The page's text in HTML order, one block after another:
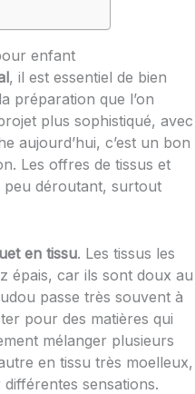
enfant
, il est essentiel de bien
préparation que l’on
plus sophistiqué, avec
aujourd’hui, c’est un bon
Les offres de tissus et
peu déroutant, surtout
en tissu. Les tissus les
épais, car ils sont doux au
passe très souvent à
pour des matières qui
mélanger plusieurs
en tissu très moelleux,
sensations.